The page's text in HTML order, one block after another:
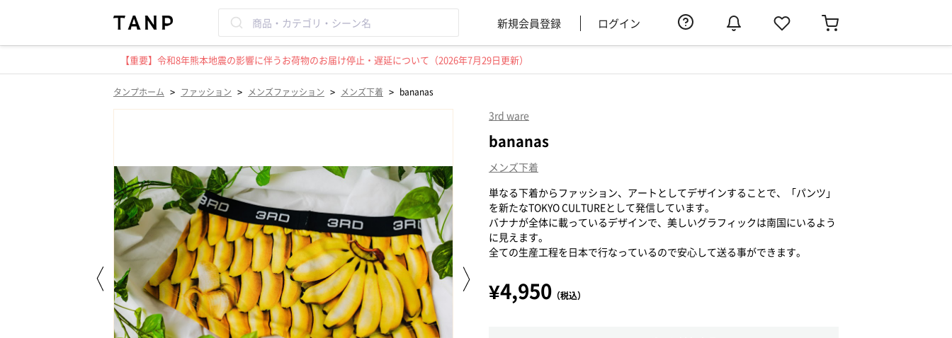
新規会員登録 ログイン
【重要】令和8年熊本地震の影響に伴うお荷物のお届け停止・遅延について（2026年7月29日更新）
タンプホーム > ファッション > メンズファッション > メンズ下着 > bananas
3rd ware
bananas
メンズ下着
単なる下着からファッション、アートとしてデザインすることで、「パンツ」
を新たなTOKYO CULTUREとして発信しています。
バナナが全体に載っているデザインで、美しいグラフィックは南国にいるよう
に見えます。
全ての生産工程を日本で行なっているので安心して送る事ができます。
¥4,950 （税込）